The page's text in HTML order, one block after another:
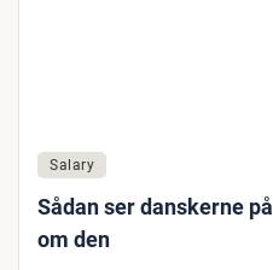
Salary
Sådan ser danskerne
om den